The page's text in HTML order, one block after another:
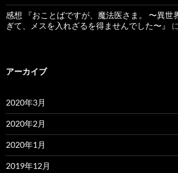
感想 『おことばですが、魔法医さま。 〜異世
ぎて、メスを入れざるを得ませんでした〜』
に
アーカイブ
2020年3月
2020年2月
2020年1月
2019年12月